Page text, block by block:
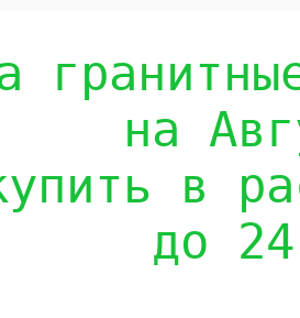
на
в
до